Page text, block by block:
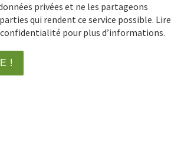
privées et ne les partageons
qui rendent ce service possible. Lire
pour plus d’informations.